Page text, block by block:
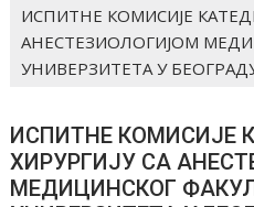
ИСПИТНЕ КОМИСИЈЕ
АНЕСТЕЗИОЛОГИЈОМ
УНИВЕРЗИТЕТА У
ИСПИТНЕ КОМИСИЈЕ
ХИРУРГИЈУ СА
МЕДИЦИНСКОГ